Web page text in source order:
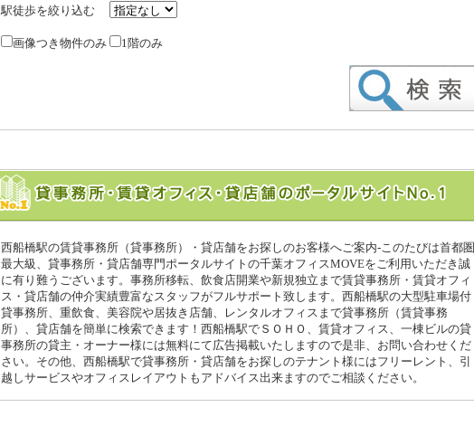
駅徒歩を絞り込む
画像つき物件のみ 1階のみ
西船橋駅の賃貸事務所（貸事務所）・貸店舗をお探しのお客様へご案内-このたびは首都圏
最大級、貸事務所・貸店舗専門ポータルサイトの千葉オフィスMOVEをご利用いただき誠
に有り難うございます。事務所移転、飲食店開業や新規独立まで賃貸事務所・賃貸オフィ
ス・貸店舗の仲介実績豊富なスタッフがフルサポート致します。西船橋駅の大型駐車場付
貸事務所、重飲食、美容院や居抜き店舗、レンタルオフィスまで貸事務所（賃貸事務
所）、貸店舗を簡単に検索できます！西船橋駅でＳＯＨＯ、賃貸オフィス、一棟ビルの貸
事務所の貸主・オーナー様には無料にて広告掲載いたしますので是非、お問い合わせくだ
さい。その他、西船橋駅で貸事務所・貸店舗をお探しのテナント様にはフリーレント、引
越しサービスやオフィスレイアウトもアドバイス出来ますのでご相談ください。